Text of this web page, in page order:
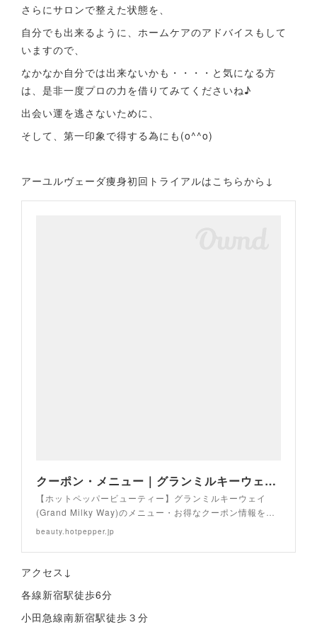
さらにサロンで整えた状態を、
自分でも出来るように、ホームケアのアドバイスもして
いますので、
なかなか自分では出来ないかも・・・・と気になる方
は、是非一度プロの力を借りてみてくださいね♪
出会い運を逃さないために、
そして、第一印象で得する為にも(o^^o)
アーユルヴェーダ痩身初回トライアルはこちらから↓
クーポン・メニュー｜グランミルキーウェイ(Grand Milky Way)｜ホットペッパービューティー
【ホットペッパービューティー】グランミルキーウェイ
(Grand Milky Way)のメニュー・お得なクーポン情報を…
beauty.hotpepper.jp
アクセス↓
各線新宿駅徒歩6分
小田急線南新宿駅徒歩３分